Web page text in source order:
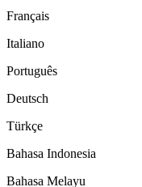
Français
Italiano
Português
Deutsch
Türkçe
Bahasa Indonesia
Bahasa Melayu